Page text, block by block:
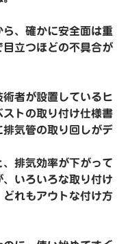
、確かに安全面は重
立つほどの不具合が
者が設置しているヒ
トの取り付け仕様書
気管の取り回しがデ
排気効率が下がって
、いろいろな取り付け
れもアウトな付け方